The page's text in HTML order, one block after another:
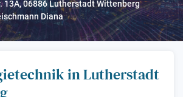
13A,06886 Lutherstadt Wittenberg
Diana
in Lutherstadt